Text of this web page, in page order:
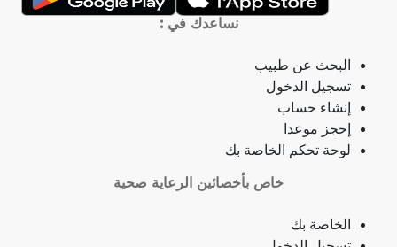
التهاب الحلق
ذبحة صدرية (مصطلح لاتيني)
فقدان الشهية
فقدان حاسة الشم
جمرة (أنثراكس)
نساعدك في :
البحث عن طبيب
تسجيل الدخول
إنشاء حساب
إحجز موعدا
لوحة تحكم الخاصة بك
خاص بأخصائين الرعاية صحية
الخاصة بك